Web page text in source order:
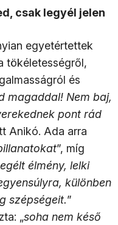
csak legyél jelen
egyetértettek
tökéletességről,
és
magaddal! Nem baj,
pont rád
Anikó. Ada arra
”, míg
élmény, lelki
különben
szépségeit.”
„soha nem késő